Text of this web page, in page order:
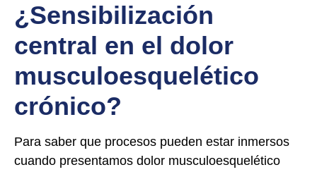
¿Sensibilización
central en el dolor
musculoesquelético
crónico?
Para saber que procesos pueden estar inmersos
cuando presentamos dolor musculoesquelético